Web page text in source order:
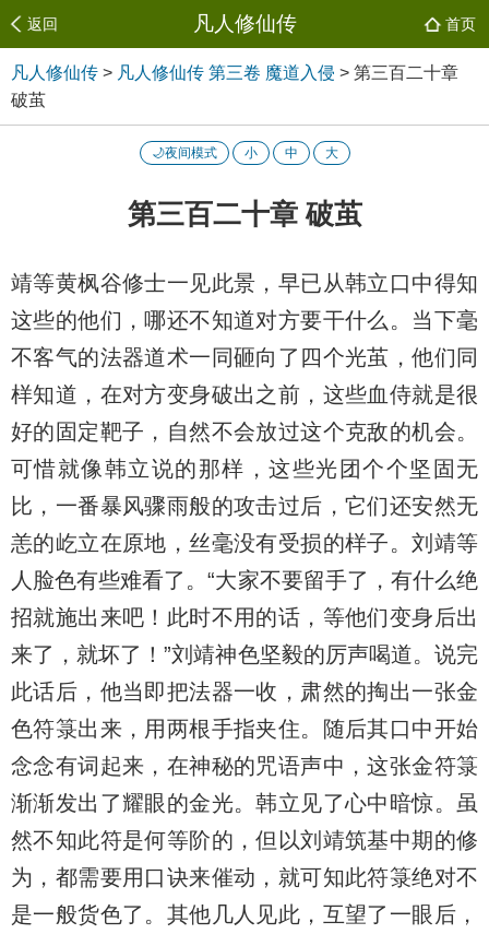
返回 凡人修仙传 首页
凡人修仙传 > 凡人修仙传 第三卷 魔道入侵 > 第三百二十章
破茧
🌙夜间模式 小 中 大
第三百二十章 破茧
靖等黄枫谷修士一见此景，早已从韩立口中得知
这些的他们，哪还不知道对方要干什么。当下毫
不客气的法器道术一同砸向了四个光茧，他们同
样知道，在对方变身破出之前，这些血侍就是很
好的固定靶子，自然不会放过这个克敌的机会。
可惜就像韩立说的那样，这些光团个个坚固无
比，一番暴风骤雨般的攻击过后，它们还安然无
恙的屹立在原地，丝毫没有受损的样子。刘靖等
人脸色有些难看了。“大家不要留手了，有什么绝
招就施出来吧！此时不用的话，等他们变身后出
来了，就坏了！”刘靖神色坚毅的厉声喝道。说完
此话后，他当即把法器一收，肃然的掏出一张金
色符箓出来，用两根手指夹住。随后其口中开始
念念有词起来，在神秘的咒语声中，这张金符箓
渐渐发出了耀眼的金光。韩立见了心中暗惊。虽
然不知此符是何等阶的，但以刘靖筑基中期的修
为，都需要用口诀来催动，就可知此符箓绝对不
是一般货色了。其他几人见此，互望了一眼后，